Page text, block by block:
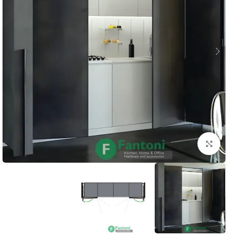
بزرگنمایی تصویر